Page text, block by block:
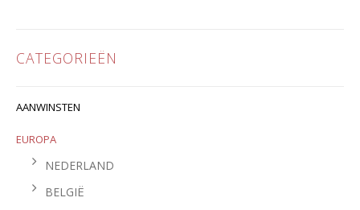
CATEGORIEËN
AANWINSTEN
EUROPA
NEDERLAND
BELGIË